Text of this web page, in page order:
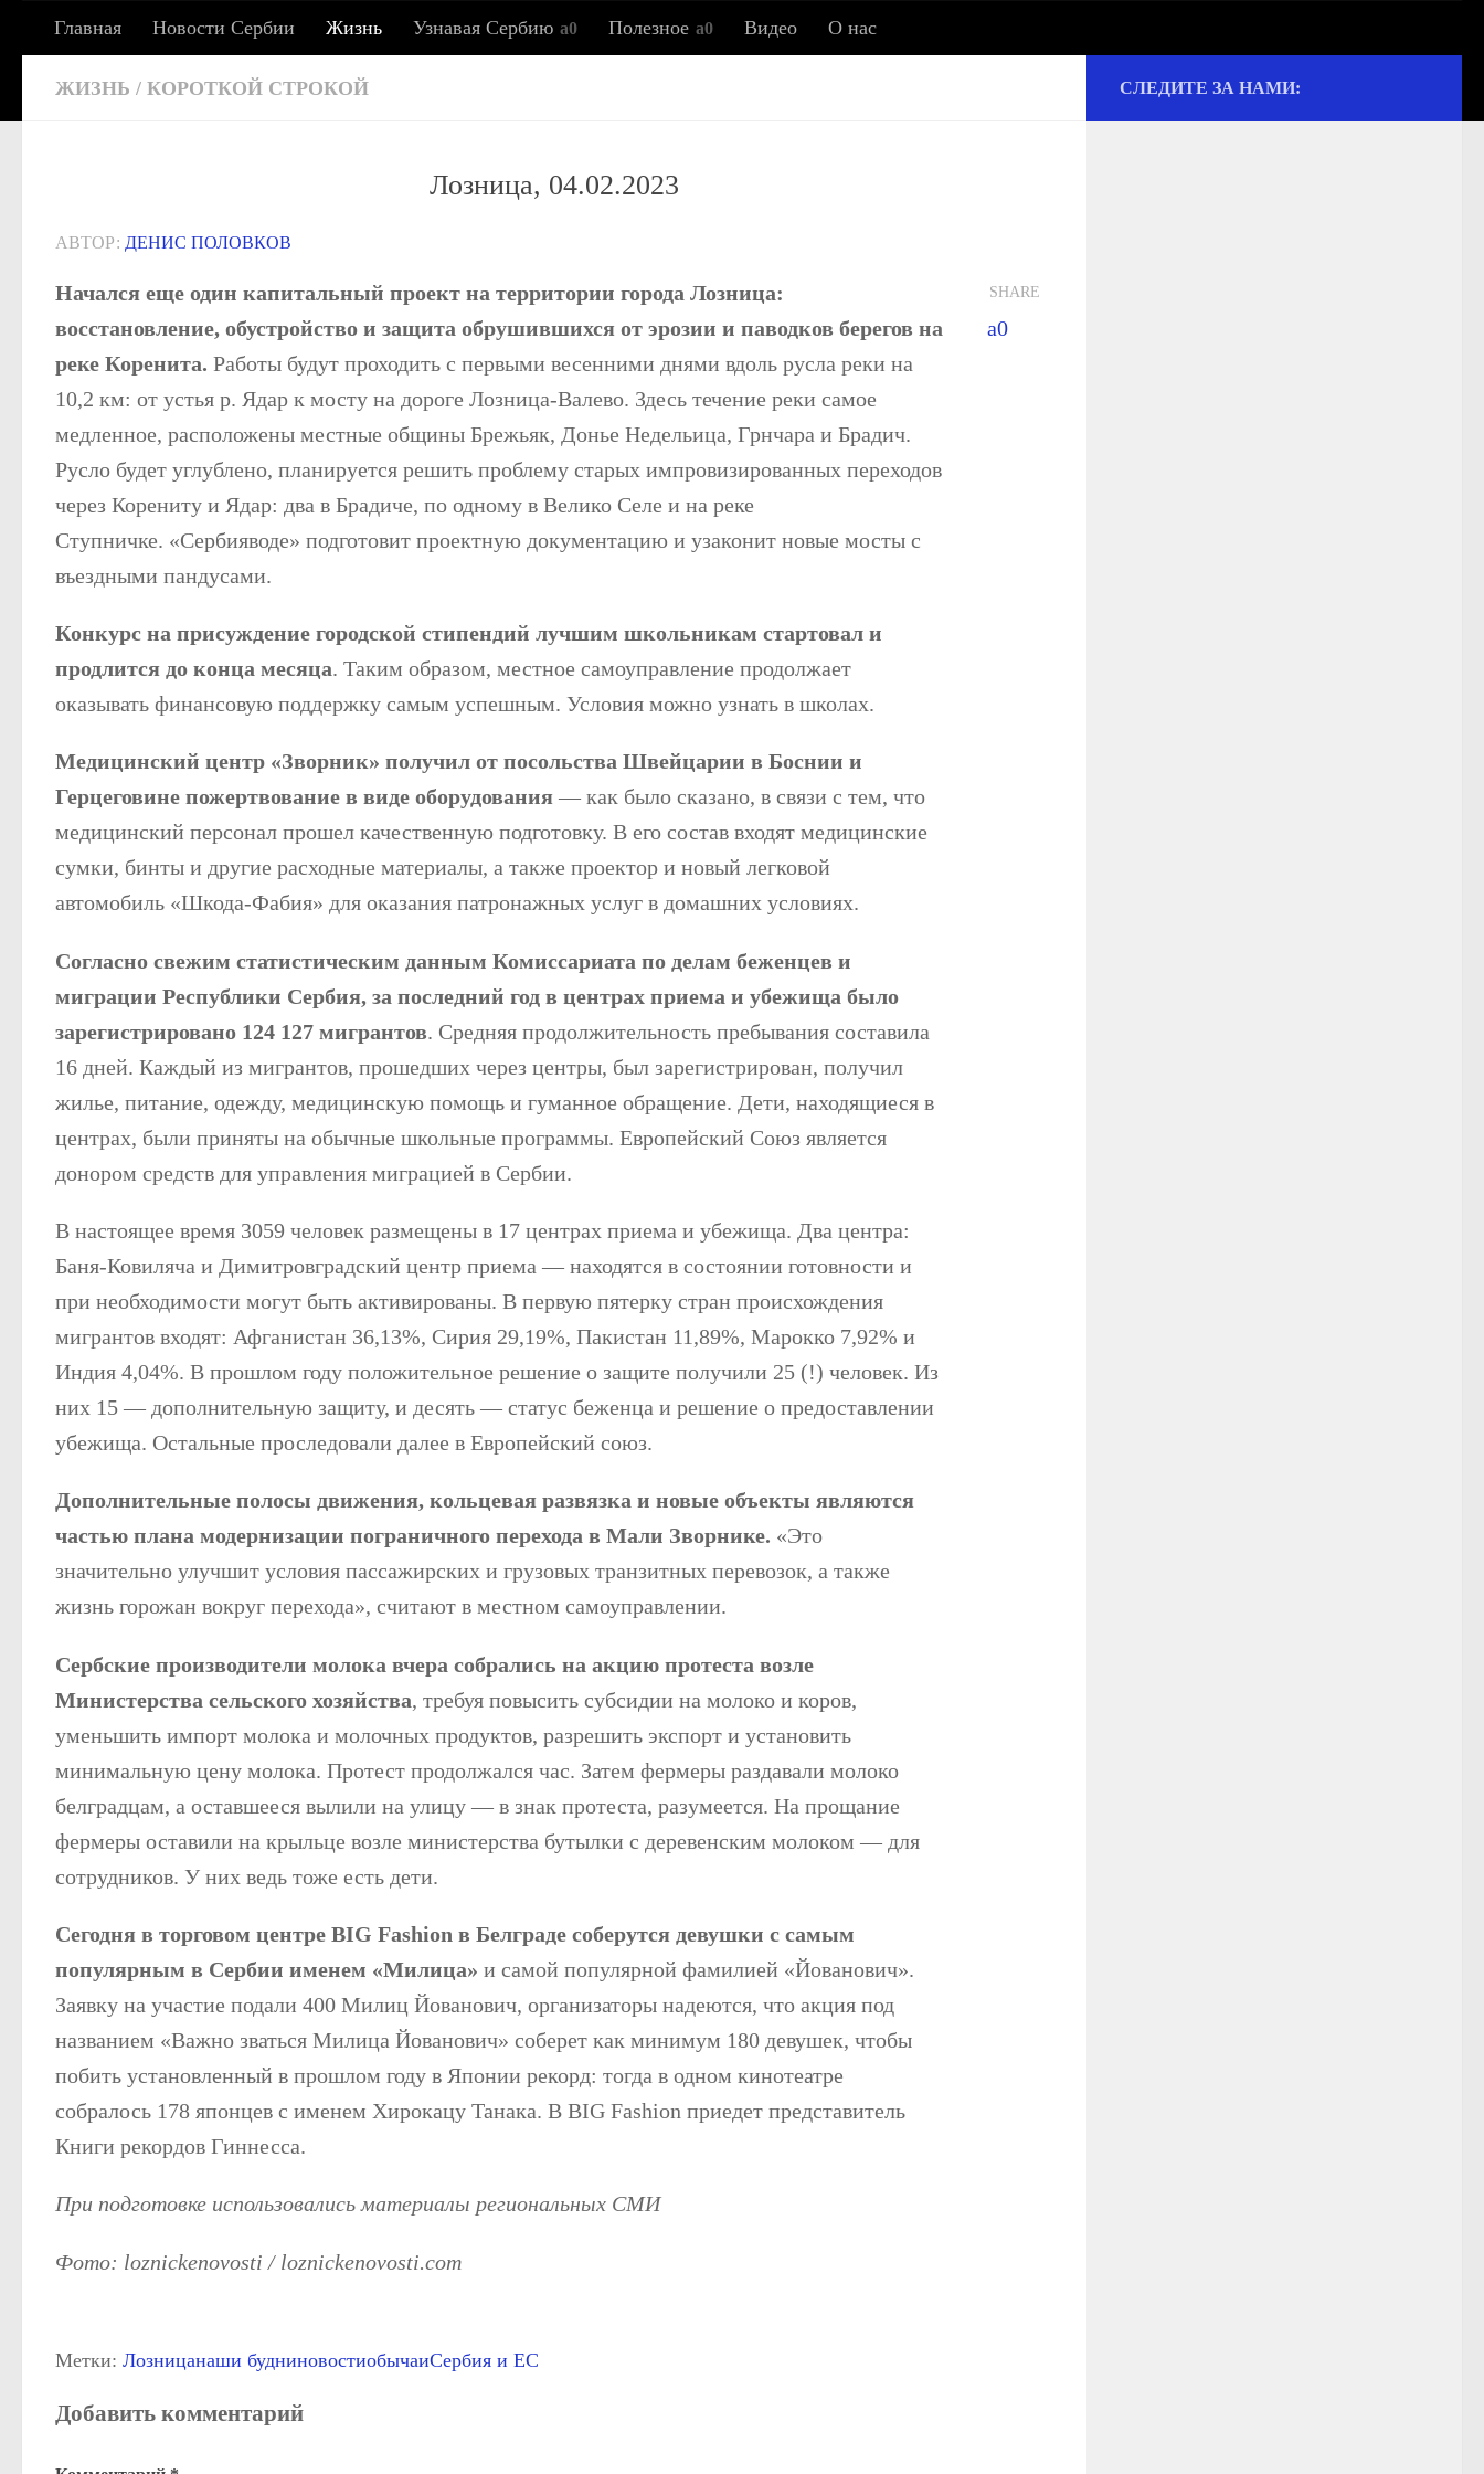
Под записью
СЕРБСКИЕ ХРОНИКИ: Всё о Сербии
Сербия сегодня: жизнь, работа, учеба, адаптация, новости, полезные советы, ссылки, заметки об истории и культуре
Главная Новости Сербии Жизнь Узнавая Сербию Полезное Видео О нас
ЖИЗНЬ / КОРОТКОЙ СТРОКОЙ
Лозница, 04.02.2023
АВТОР: ДЕНИС ПОЛОВКОВ
Начался еще один капитальный проект на территории города Лозница:
восстановление, обустройство и защита обрушившихся от эрозии и паводков берегов на
реке Коренита. Работы будут проходить с первыми весенними днями вдоль русла реки на
10,2 км: от устья р. Ядар к мосту на дороге Лозница-Валево. Здесь течение реки самое
медленное, расположены местные общины Брежьяк, Донье Недельица, Грнчара и Брадич.
Русло будет углублено, планируется решить проблему старых импровизированных переходов
через Корениту и Ядар: два в Брадиче, по одному в Велико Селе и на реке
Ступничке. «Сербияводе» подготовит проектную документацию и узаконит новые мосты с
въездными пандусами.
Конкурс на присуждение городской стипендий лучшим школьникам стартовал и
продлится до конца месяца. Таким образом, местное самоуправление продолжает
оказывать финансовую поддержку самым успешным. Условия можно узнать в школах.
Медицинский центр «Зворник» получил от посольства Швейцарии в Боснии и
Герцеговине пожертвование в виде оборудования — как было сказано, в связи с тем, что
медицинский персонал прошел качественную подготовку. В его состав входят медицинские
сумки, бинты и другие расходные материалы, а также проектор и новый легковой
автомобиль «Шкода-Фабия» для оказания патронажных услуг в домашних условиях.
Согласно свежим статистическим данным Комиссариата по делам беженцев и
миграции Республики Сербия, за последний год в центрах приема и убежища было
зарегистрировано 124 127 мигрантов. Средняя продолжительность пребывания составила
16 дней. Каждый из мигрантов, прошедших через центры, был зарегистрирован, получил
жилье, питание, одежду, медицинскую помощь и гуманное обращение. Дети, находящиеся в
центрах, были приняты на обычные школьные программы. Европейский Союз является
донором средств для управления миграцией в Сербии.
В настоящее время 3059 человек размещены в 17 центрах приема и убежища. Два центра:
Баня-Ковиляча и Димитровградский центр приема — находятся в состоянии готовности и
при необходимости могут быть активированы. В первую пятерку стран происхождения
мигрантов входят: Афганистан 36,13%, Сирия 29,19%, Пакистан 11,89%, Марокко 7,92% и
Индия 4,04%. В прошлом году положительное решение о защите получили 25 (!) человек. Из
них 15 — дополнительную защиту, и десять — статус беженца и решение о предоставлении
убежища. Остальные проследовали далее в Европейский союз.
Дополнительные полосы движения, кольцевая развязка и новые объекты являются
частью плана модернизации пограничного перехода в Мали Зворнике. «Это
значительно улучшит условия пассажирских и грузовых транзитных перевозок, а также
жизнь горожан вокруг перехода», считают в местном самоуправлении.
Сербские производители молока вчера собрались на акцию протеста возле
Министерства сельского хозяйства, требуя повысить субсидии на молоко и коров,
уменьшить импорт молока и молочных продуктов, разрешить экспорт и установить
минимальную цену молока. Протест продолжался час. Затем фермеры раздавали молоко
белградцам, а оставшееся вылили на улицу — в знак протеста, разумеется. На прощание
фермеры оставили на крыльце возле министерства бутылки с деревенским молоком — для
сотрудников. У них ведь тоже есть дети.
Сегодня в торговом центре BIG Fashion в Белграде соберутся девушки с самым
популярным в Сербии именем «Милица» и самой популярной фамилией «Йованович».
Заявку на участие подали 400 Милиц Йованович, организаторы надеются, что акция под
названием «Важно зваться Милица Йованович» соберет как минимум 180 девушек, чтобы
побить установленный в прошлом году в Японии рекорд: тогда в одном кинотеатре
собралось 178 японцев с именем Хирокацу Танака. В BIG Fashion приедет представитель
Книги рекордов Гиннесса.
При подготовке использовались материалы региональных СМИ
Фото: loznickenovosti / loznickenovosti.com
SHARE
Метки: Лозницанаши будниновостиобычаиСербия и ЕС
Добавить комментарий
СЛЕДИТЕ ЗА НАМИ: